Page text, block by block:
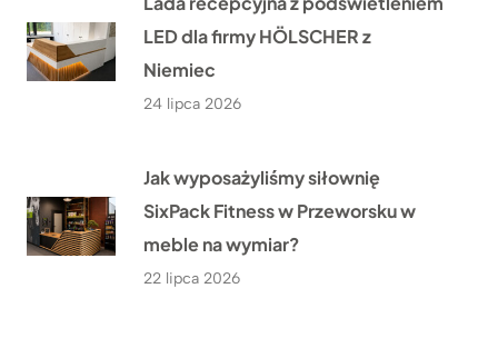
LED dla firmy HÖLSCHER z
Niemiec
24 lipca 2026
Jak wyposażyliśmy siłownię
SixPack Fitness w Przeworsku w
meble na wymiar?
22 lipca 2026